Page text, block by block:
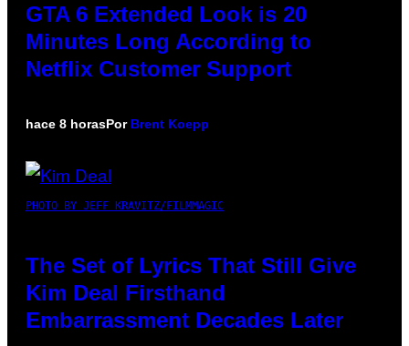
GTA 6 Extended Look is 20
Minutes Long According to
Netflix Customer Support
hace 8 horasPor Brent Koepp
PHOTO BY JEFF KRAVITZ/FILMMAGIC
The Set of Lyrics That Still Give
Kim Deal Firsthand
Embarrassment Decades Later